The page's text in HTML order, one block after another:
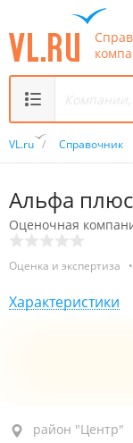
VL.ru / Справочник
Альфа плюс
Оценочная
Оценка и экспертиза •
Характеристики
район "Центр",
район "Центр"